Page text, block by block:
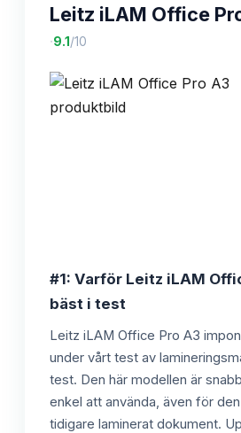
Leitz iLAM Office
·9.1 /10
#1: Varför Leitz iLAM
bäst i test
Leitz iLAM Office Pro A3
under vårt test av
test. Den här modellen är
enkel att använda, även för
tidigare laminerat dokument.